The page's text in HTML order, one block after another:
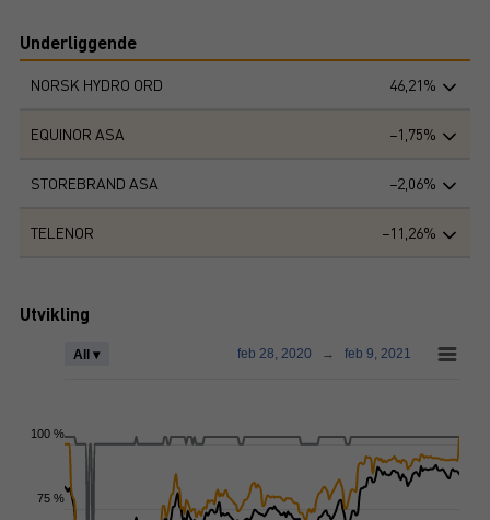
Underliggende
NORSK HYDRO ORD 46,21%
EQUINOR ASA −1,75%
STOREBRAND ASA −2,06%
TELENOR −11,26%
Utvikling
All ▾ feb 28, 2020 → feb 9, 2021
75 %
100 %